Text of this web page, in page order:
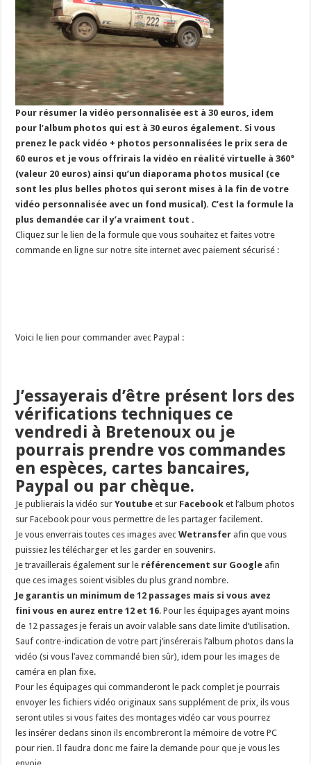
Pour résumer la vidéo personnalisée est à 30 euros, idem
pour l’album photos qui est à 30 euros également. Si vous
prenez le pack vidéo + photos personnalisées le prix sera de
60 euros et je vous offrirais la vidéo en réalité virtuelle à 360°
(valeur 20 euros) ainsi qu’un diaporama photos musical (ce
sont les plus belles photos qui seront mises à la fin de votre
vidéo personnalisée avec un fond musical). C’est la formule la
plus demandée car il y’a vraiment tout .
Cliquez sur le lien de la formule que vous souhaitez et faites votre
commande en ligne sur notre site internet avec paiement sécurisé :
Voici le lien pour commander avec Paypal :
J’essayerais d’être présent lors des
vérifications techniques ce
vendredi à Bretenoux ou je
pourrais prendre vos commandes
en espèces, cartes bancaires,
Paypal ou par chèque.
Je publierais la vidéo surYoutube et sur Facebook et l’album photos
sur Facebook pour vous permettre de les partager facilement.
Je vous enverrais toutes ces images avecWetransfer afin que vous
puissiez les télécharger et les garder en souvenirs.
Je travaillerais également sur le référencement sur Google afin
que ces images soient visibles du plus grand nombre.
Je garantis un minimum de 12 passages mais si vous avez
finivous en aurez entre 12 et 16. Pour les équipages ayant moins
de 12 passages je ferais un avoir valable sans date limite d’utilisation.
Sauf contre-indication de votre part j’insérerais l’album photos dans la
vidéo (si vous l’avez commandé bien sûr), idem pour les images de
caméra en plan fixe.
Pour les équipages qui commanderont le pack complet je pourrais
envoyer les fichiers vidéo originaux sans supplément de prix, ils vous
seront utiles si vous faites des montages vidéo car vous pourrez
les insérer dedans sinon ils encombreront la mémoire de votre PC
pour rien. Il faudra donc me faire la demande pour que je vous les